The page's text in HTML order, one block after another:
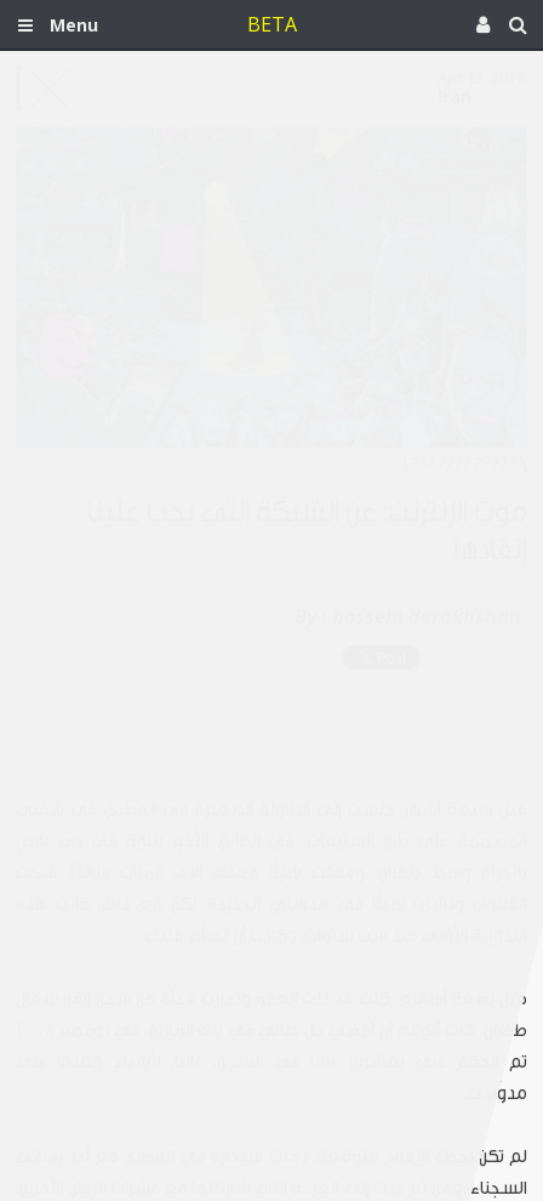
Menu BETA
قبل بضعة أسابيع، كنت قد نلت العفو وتحررت فجأةً من سجن إيفِن شمال
تم الحكم علي بعشرين عامًا في السجن، غالبًا، لأشياء كتبتها على
مدوّنتي.
لم تكن لحظة الإفراج متوقعة. دخّنتُ سيجارة في المطبخ مع أحد رفاقي
السجناء، ومن ثم عدتُ إلى الغرفة التي شاركتها مع عشرات الرجال الآخرين.